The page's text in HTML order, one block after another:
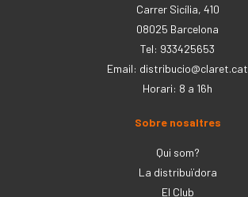
Carrer Sicília, 410
08025 Barcelona
Tel: 933425653
Email: distribucio@claret.cat
Horari: 8 a 16h
Sobre nosaltres
Qui som?
La distribuïdora
El Club